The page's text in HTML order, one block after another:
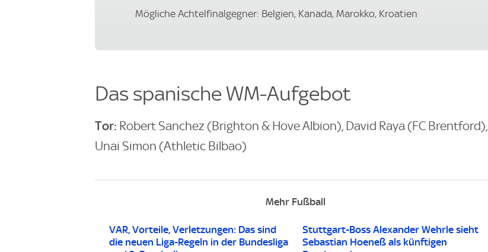
Mögliche Achtelfinalgegner: Belgien, Kanada, Marokko, Kroatien
Das spanische WM-Aufgebot
Tor: Robert Sanchez (Brighton & Hove Albion), David Raya (FC Brentford),
Unai Simon (Athletic Bilbao)
Mehr Fußball
VAR, Vorteile, Verletzungen: Das sind
die neuen Liga-Regeln in der Bundesliga
Stuttgart-Boss Alexander Wehrle sieht
Sebastian Hoeneß als künftigen